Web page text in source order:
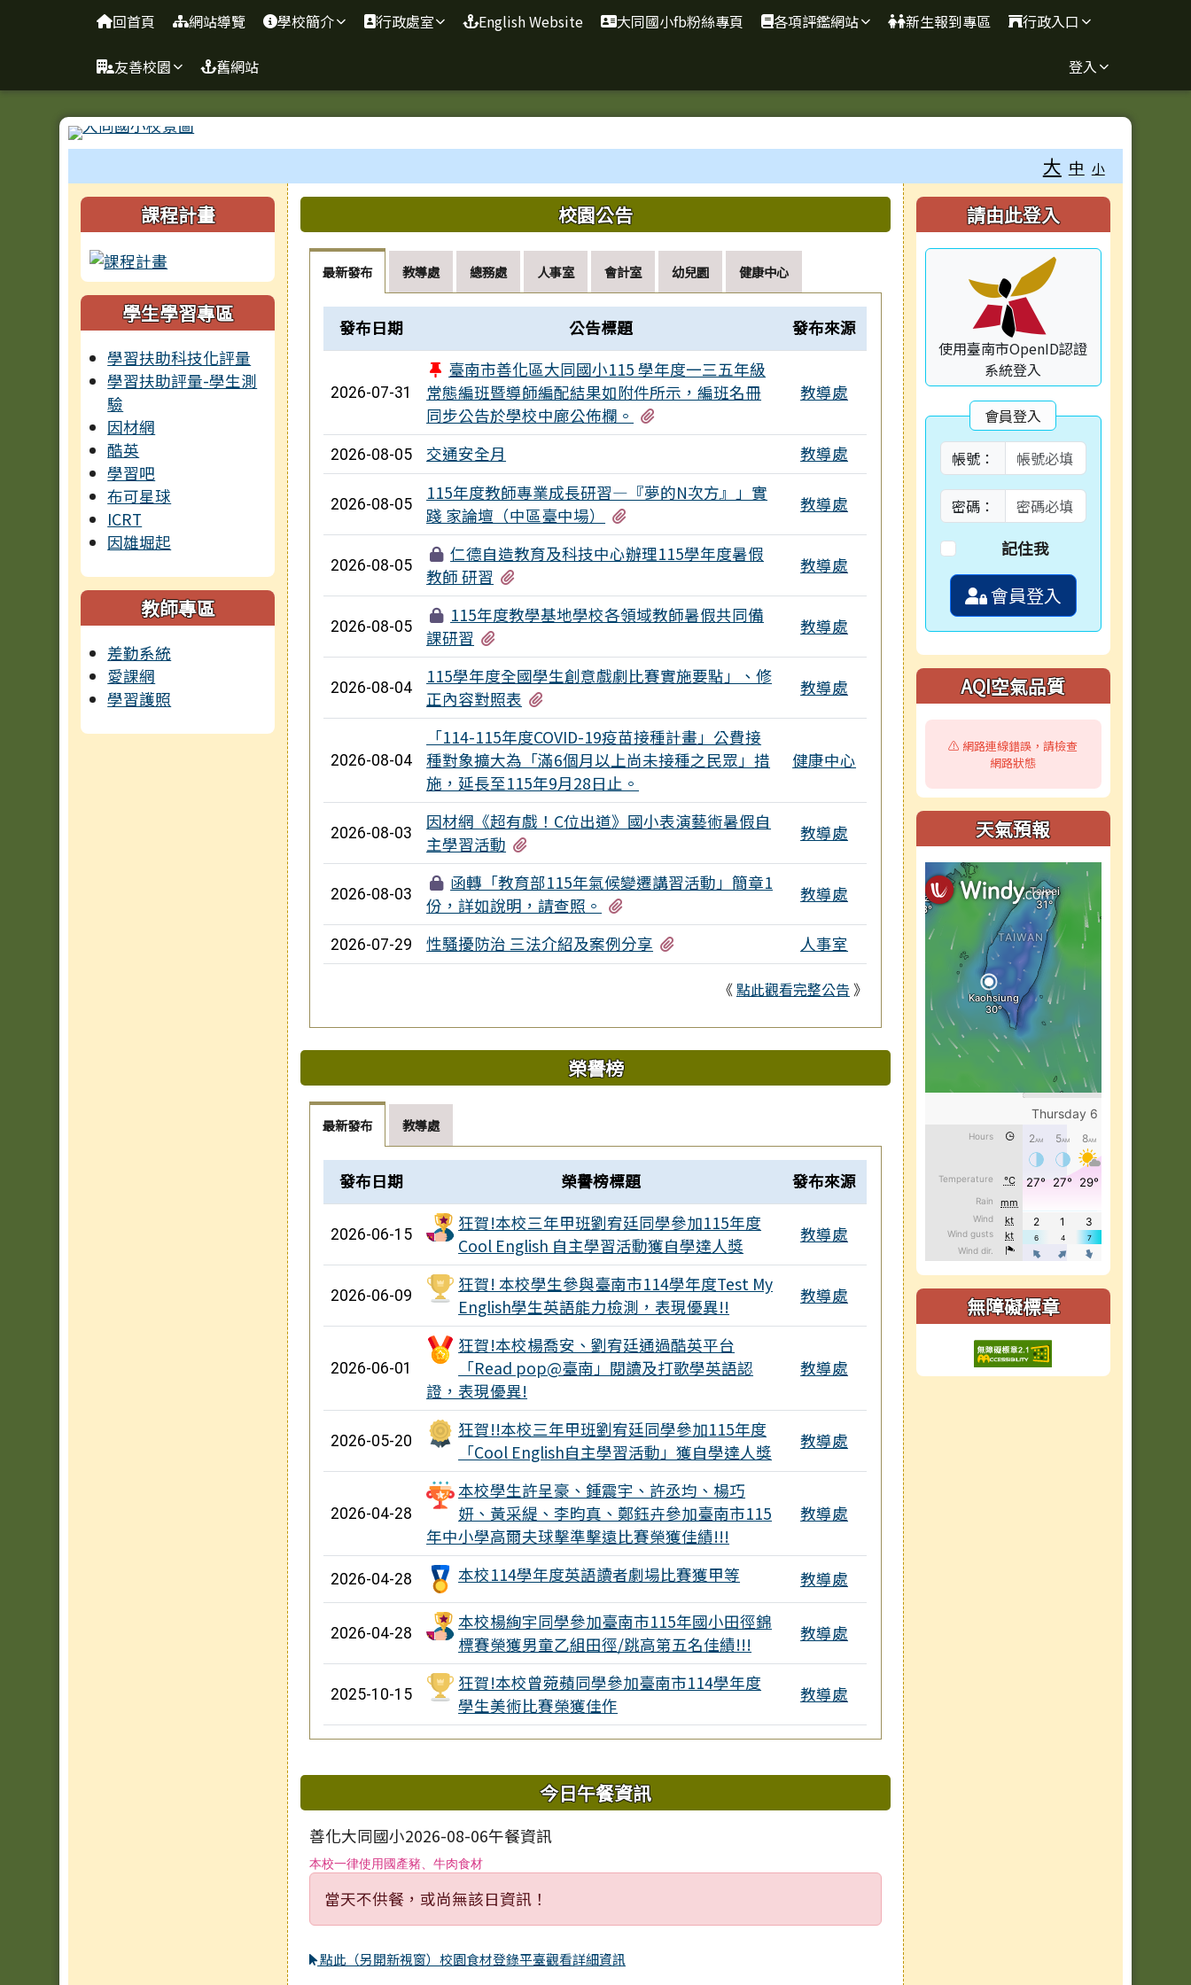
臺南市善化區大同國小
回首頁 網站導覽 學校簡介 行政處室 English Website 大同國小fb粉絲專頁 各項評鑑網站 新生報到專區 行政入口
友善校園 舊網站 登入
大 中 小
左邊區域內容
課程計畫
學生學習專區
學習扶助科技化評量
學習扶助評量-學生測
驗
因材網
酷英
學習吧
布可星球
ICRT
因雄堀起
教師專區
差勤系統
愛課網
學習護照
上中區域內容 校園公告
最新發布 教導處 總務處 人事室 會計室 幼兒園 健康中心
新聞列表
發布日期 公告標題 發布來源
2026-07-31
臺南市善化區大同國小115 學年度一三五年級
常態編班暨導師編配結果如附件所示，編班名冊
同步公告於學校中廊公佈欄。
教導處
2026-08-05 交通安全月 教導處
2026-08-05
115年度教師專業成長研習—『夢的N次方』」實
踐 家論壇（中區臺中場）
教導處
2026-08-05
仁德自造教育及科技中心辦理115學年度暑假
教師 研習
教導處
2026-08-05
115年度教學基地學校各領域教師暑假共同備
課研習
教導處
2026-08-04
115學年度全國學生創意戲劇比賽實施要點」、修
正內容對照表
教導處
2026-08-04
「114-115年度COVID-19疫苗接種計畫」公費接
種對象擴大為「滿6個月以上尚未接種之民眾」措
施，延長至115年9月28日止。
健康中心
2026-08-03
因材網《超有戲！C位出道》國小表演藝術暑假自
主學習活動
教導處
2026-08-03
函轉「教育部115年氣候變遷講習活動」簡章1
份，詳如說明，請查照。
教導處
2026-07-29 性騷擾防治 三法介紹及案例分享 人事室
《點此觀看完整公告 》
榮譽榜
最新發布 教導處
榮譽榜列表
發布日期 榮譽榜標題 發布來源
2026-06-15
狂賀!本校三年甲班劉宥廷同學參加115年度
Cool English 自主學習活動獲自學達人獎
教導處
2026-06-09
狂賀! 本校學生參與臺南市114學年度Test My
English學生英語能力檢測，表現優異!!
教導處
2026-06-01
狂賀!本校楊喬安、劉宥廷通過酷英平台
「Read pop@臺南」閱讀及打歌學英語認
證，表現優異!
教導處
2026-05-20
狂賀!!本校三年甲班劉宥廷同學參加115年度
「Cool English自主學習活動」獲自學達人獎
教導處
2026-04-28
本校學生許呈豪、鍾震宇、許丞均、楊巧
妍、黃采緹、李昀真、鄭鈺卉參加臺南市115
年中小學高爾夫球擊準擊遠比賽榮獲佳績!!!
教導處
2026-04-28 本校114學年度英語讀者劇場比賽獲甲等 教導處
2026-04-28
本校楊絢宇同學參加臺南市115年國小田徑錦
標賽榮獲男童乙組田徑/跳高第五名佳績!!!
教導處
2025-10-15
狂賀!本校曾菀蘋同學參加臺南市114學年度
學生美術比賽榮獲佳作
教導處
下中區域內容 今日午餐資訊
善化大同國小2026-08-06午餐資訊
本校一律使用國產豬、牛肉食材
當天不供餐，或尚無該日資訊！
點此（另開新視窗）校園食材登錄平臺觀看詳細資訊
右邊區域內容
請由此登入
使用臺南市OpenID認證
系統登入
會員登入
帳號：
密碼：
記住我
會員登入
AQI空氣品質
⚠️ 網路連線錯誤，請檢查
網路狀態
天氣預報
無障礙標章
頁尾區域